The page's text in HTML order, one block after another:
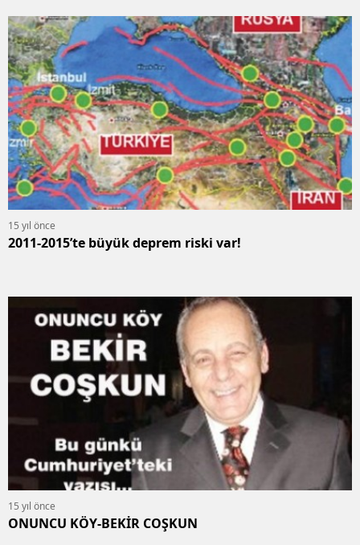
15 yıl önce
2011-2015’te büyük deprem riski var!
15 yıl önce
ONUNCU KÖY-BEKİR COŞKUN